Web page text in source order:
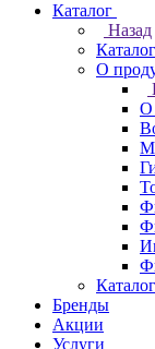
Каталог
Назад
Каталог
О
О
Бренды
Акции
Услуги